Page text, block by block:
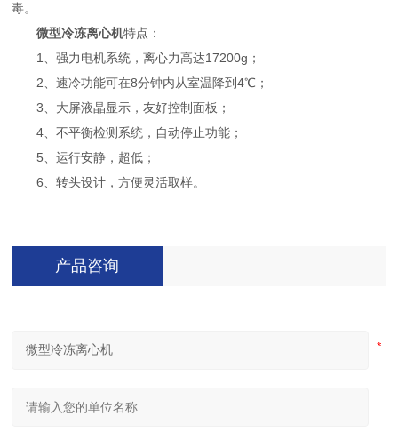
毒。
微型冷冻离心机特点：
1、强力电机系统，离心力高达17200g；
2、速冷功能可在8分钟内从室温降到4℃；
3、大屏液晶显示，友好控制面板；
4、不平衡检测系统，自动停止功能；
5、运行安静，超低；
6、转头设计，方便灵活取样。
产品咨询